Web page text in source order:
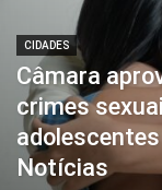
CIDADES
Câmara
crimes
Notícias